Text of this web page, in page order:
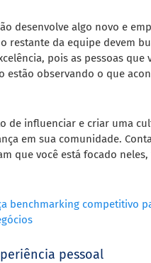
desenvolve algo novo e
restante da equipe devem
pois as pessoas que
estão observando o que
de influenciar e criar uma
em sua comunidade.
que você está focado neles,
benchmarking competitivo
pessoal